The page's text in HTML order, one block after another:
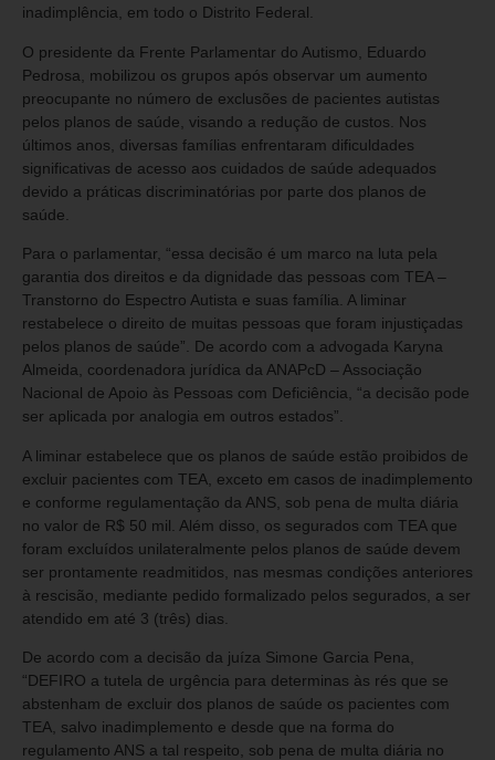
inadimplência, em todo o Distrito Federal.
O presidente da Frente Parlamentar do Autismo, Eduardo
Pedrosa, mobilizou os grupos após observar um aumento
preocupante no número de exclusões de pacientes autistas
pelos planos de saúde, visando a redução de custos. Nos
últimos anos, diversas famílias enfrentaram dificuldades
significativas de acesso aos cuidados de saúde adequados
devido a práticas discriminatórias por parte dos planos de
saúde.
Para o parlamentar, “essa decisão é um marco na luta pela
garantia dos direitos e da dignidade das pessoas com TEA –
Transtorno do Espectro Autista e suas família. A liminar
restabelece o direito de muitas pessoas que foram injustiçadas
pelos planos de saúde”. De acordo com a advogada Karyna
Almeida, coordenadora jurídica da ANAPcD – Associação
Nacional de Apoio às Pessoas com Deficiência, “a decisão pode
ser aplicada por analogia em outros estados”.
A liminar estabelece que os planos de saúde estão proibidos de
excluir pacientes com TEA, exceto em casos de inadimplemento
e conforme regulamentação da ANS, sob pena de multa diária
no valor de R$ 50 mil. Além disso, os segurados com TEA que
foram excluídos unilateralmente pelos planos de saúde devem
ser prontamente readmitidos, nas mesmas condições anteriores
à rescisão, mediante pedido formalizado pelos segurados, a ser
atendido em até 3 (três) dias.
De acordo com a decisão da juíza Simone Garcia Pena,
“DEFIRO a tutela de urgência para determinas às rés que se
abstenham de excluir dos planos de saúde os pacientes com
TEA, salvo inadimplemento e desde que na forma do
regulamento ANS a tal respeito, sob pena de multa diária no